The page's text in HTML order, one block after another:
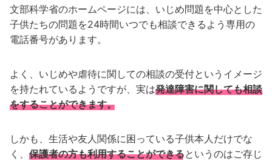
文部科学省のホームページには、いじめ問題を中心とした
子供たちの問題を24時間いつでも相談できるよう専用の
電話番号があります。
よく、いじめや虐待に関しての相談の受付というイメージ
を持たれているようですが、実は発達障害に関しても相談
をすることができます。
しかも、生活や友人関係に困っている子供本人だけでな
く、 保護者の方も利用することができるというのはご存じ